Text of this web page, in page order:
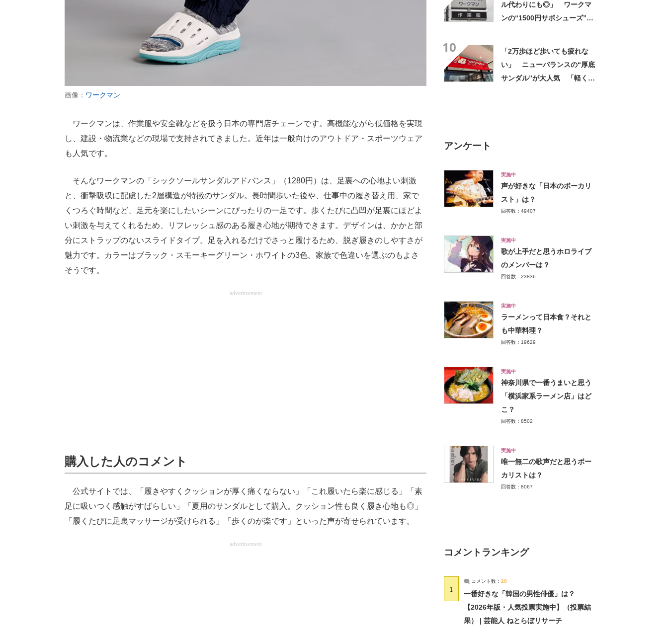
画像： ワークマン
ワークマンは、作業服や安全靴などを扱う日本の専門店チェーンです。高機能ながら低価格を実現
し、建設・物流業などの現場で支持されてきました。近年は一般向けのアウトドア・スポーツウェア
も人気です。
そんなワークマンの「シックソールサンダルアドバンス」（1280円）は、足裏への心地よい刺激
と、衝撃吸収に配慮した2層構造が特徴のサンダル。長時間歩いた後や、仕事中の履き替え用、家で
くつろぐ時間など、足元を楽にしたいシーンにぴったりの一足です。歩くたびに凸凹が足裏にほどよ
い刺激を与えてくれるため、リフレッシュ感のある履き心地が期待できます。デザインは、かかと部
分にストラップのないスライドタイプ。足を入れるだけでさっと履けるため、脱ぎ履きのしやすさが
魅力です。カラーはブラック・スモーキーグリーン・ホワイトの3色。家族で色違いを選ぶのもよさ
そうです。
advertisement
購入した人のコメント
公式サイトでは、「履きやすくクッションが厚く痛くならない」「これ履いたら楽に感じる」「素
足に吸いつく感触がすばらしい」「夏用のサンダルとして購入。クッション性も良く履き心地も◎」
「履くたびに足裏マッサージが受けられる」「歩くのが楽です」といった声が寄せられています。
advertisement
ル代わりにも◎」 ワークマ
ンの“1500円サボシューズ”が
10
「2万歩ほど歩いても疲れな
い」 ニューバランスの“厚底
サンダル”が大人気 「軽くて
アンケート
実施中
声が好きな「日本のボーカリ
スト」は？
回答数：49407
実施中
歌が上手だと思うホロライブ
のメンバーは？
回答数：23836
実施中
ラーメンって日本食？それと
も中華料理？
回答数：19629
実施中
神奈川県で一番うまいと思う
「横浜家系ラーメン店」はど
こ？
回答数：8502
実施中
唯一無二の歌声だと思うボー
カリストは？
回答数：8067
コメントランキング
1
コメント数： 20
一番好きな「韓国の男性俳優」は？
【2026年版・人気投票実施中】（投票結
果） | 芸能人 ねとらぼリサーチ